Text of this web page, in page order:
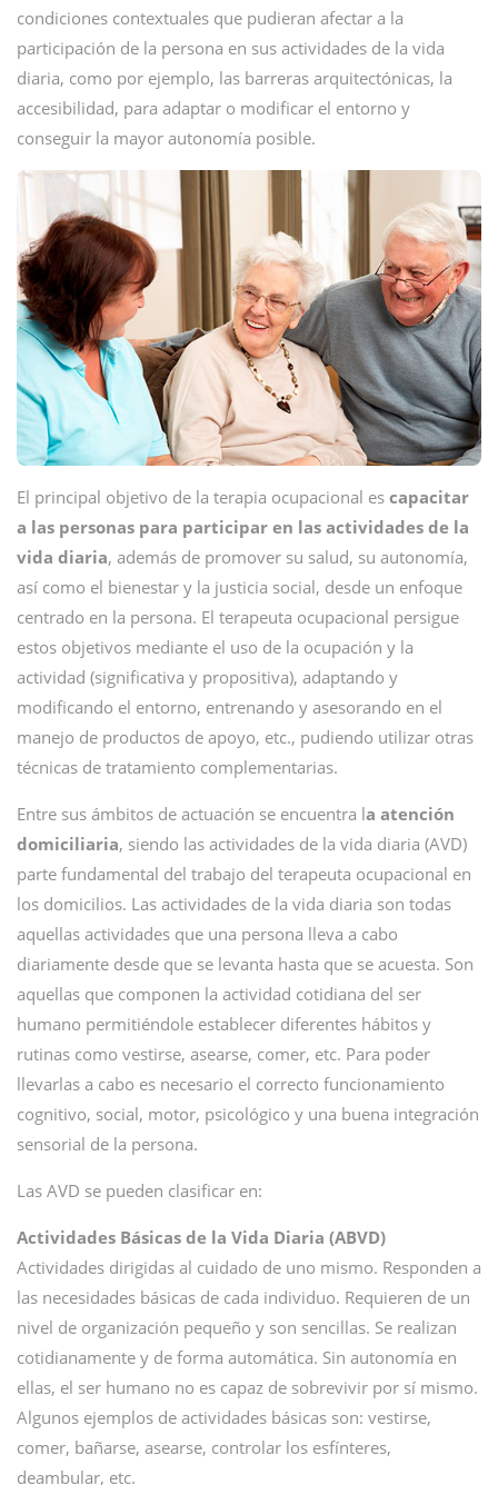
condiciones contextuales que pudieran afectar a la
participación de la persona en sus actividades de la vida
diaria, como por ejemplo, las barreras arquitectónicas, la
accesibilidad, para adaptar o modificar el entorno y
conseguir la mayor autonomía posible.
El principal objetivo de la terapia ocupacional es capacitar
a las personas para participar en las actividades de la
vida diaria, además de promover su salud, su autonomía,
así como el bienestar y la justicia social, desde un enfoque
centrado en la persona. El terapeuta ocupacional persigue
estos objetivos mediante el uso de la ocupación y la
actividad (significativa y propositiva), adaptando y
modificando el entorno, entrenando y asesorando en el
manejo de productos de apoyo, etc., pudiendo utilizar otras
técnicas de tratamiento complementarias.
Entre sus ámbitos de actuación se encuentra la atención
domiciliaria, siendo las actividades de la vida diaria (AVD)
parte fundamental del trabajo del terapeuta ocupacional en
los domicilios. Las actividades de la vida diaria son todas
aquellas actividades que una persona lleva a cabo
diariamente desde que se levanta hasta que se acuesta. Son
aquellas que componen la actividad cotidiana del ser
humano permitiéndole establecer diferentes hábitos y
rutinas como vestirse, asearse, comer, etc. Para poder
llevarlas a cabo es necesario el correcto funcionamiento
cognitivo, social, motor, psicológico y una buena integración
sensorial de la persona.
Las AVD se pueden clasificar en:
Actividades Básicas de la Vida Diaria (ABVD)
Actividades dirigidas al cuidado de uno mismo. Responden a
las necesidades básicas de cada individuo. Requieren de un
nivel de organización pequeño y son sencillas. Se realizan
cotidianamente y de forma automática. Sin autonomía en
ellas, el ser humano no es capaz de sobrevivir por sí mismo.
Algunos ejemplos de actividades básicas son: vestirse,
comer, bañarse, asearse, controlar los esfínteres,
deambular, etc.